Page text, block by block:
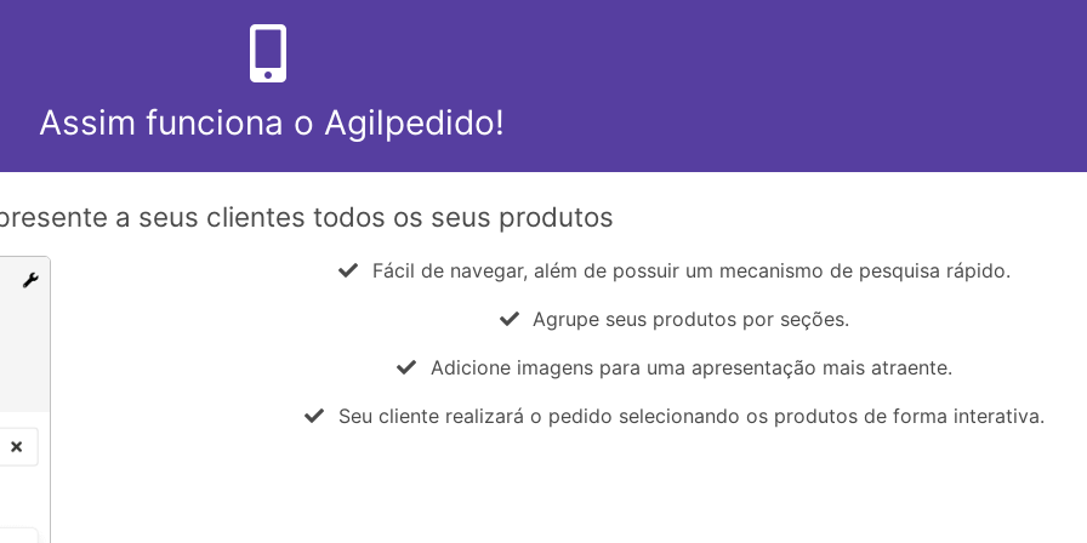
Assim funciona o Agilpedido!
a seus clientes todos os seus produtos
Fácil de navegar, além de possuir um mecanismo de pesquisa rápido.
Agrupe seus produtos por seções.
Adicione imagens para uma apresentação mais atraente.
Seu cliente realizará o pedido selecionando os produtos de forma interativa.